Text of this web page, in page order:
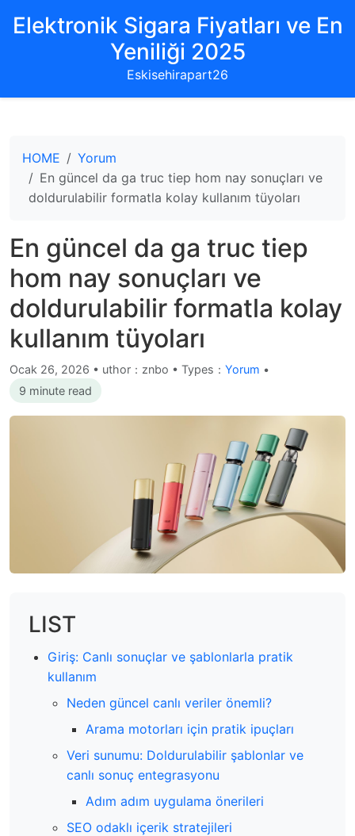
Elektronik Sigara Fiyatları ve En
Yeniliği 2025
Eskisehirapart26
HOME
Yorum
En güncel da ga truc tiep hom nay sonuçları ve
doldurulabilir formatla kolay kullanım tüyoları
En güncel da ga truc tiep
hom nay sonuçları ve
doldurulabilir formatla kolay
kullanım tüyoları
Ocak 26, 2026 • uthor：znbo • Types： Yorum •
9 minute read
LIST
Giriş: Canlı sonuçlar ve şablonlarla pratik
kullanım
Neden güncel canlı veriler önemli?
Arama motorları için pratik ipuçları
Veri sunumu: Doldurulabilir şablonlar ve
canlı sonuç entegrasyonu
Adım adım uygulama önerileri
SEO odaklı içerik stratejileri